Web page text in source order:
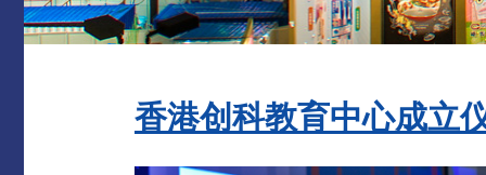
香港创科教育中心成立